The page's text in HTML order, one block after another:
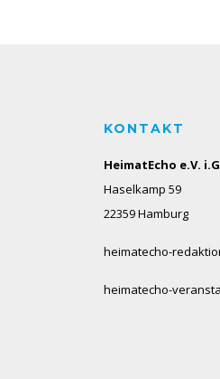
KONTAKT
HeimatEcho e.V.
Haselkamp 59
22359 Hamburg
heimatecho-
heimatecho-